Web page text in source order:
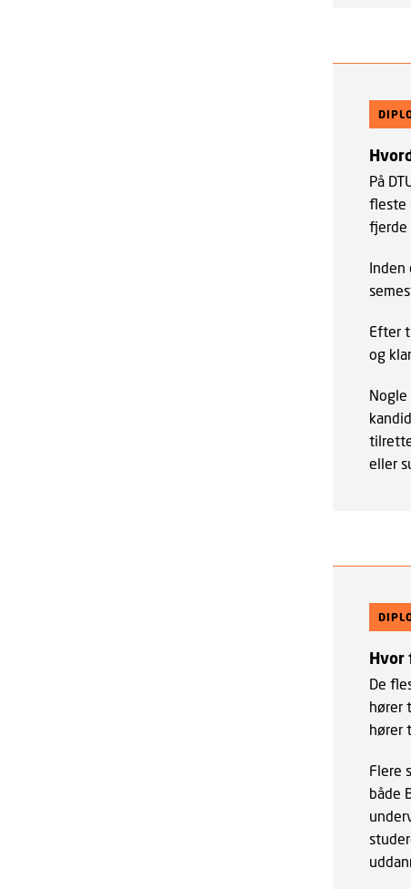
På
fleste
fjerde
Inden
Efter
og
eller
Hvor
De
hører
hører
Flere
både